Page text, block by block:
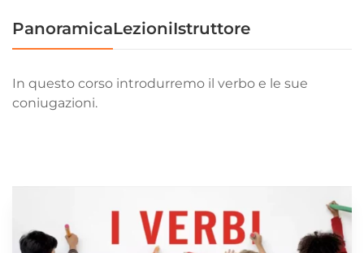
PanoramicaLezioniIstruttore
In questo corso introdurremo il verbo e le sue
coniugazioni.